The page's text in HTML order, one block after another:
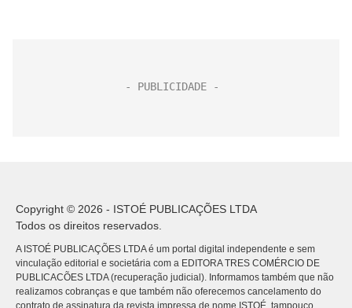
Copyright © 2026 - ISTOÉ PUBLICAÇÕES LTDA
Todos os direitos reservados.
A ISTOÉ PUBLICAÇÕES LTDA é um portal digital independente e sem
vinculação editorial e societária com a EDITORA TRES COMÉRCIO DE
PUBLICACÕES LTDA (recuperação judicial). Informamos também que não
realizamos cobranças e que também não oferecemos cancelamento do
contrato de assinatura da revista impressa de nome ISTOÉ, tampouco